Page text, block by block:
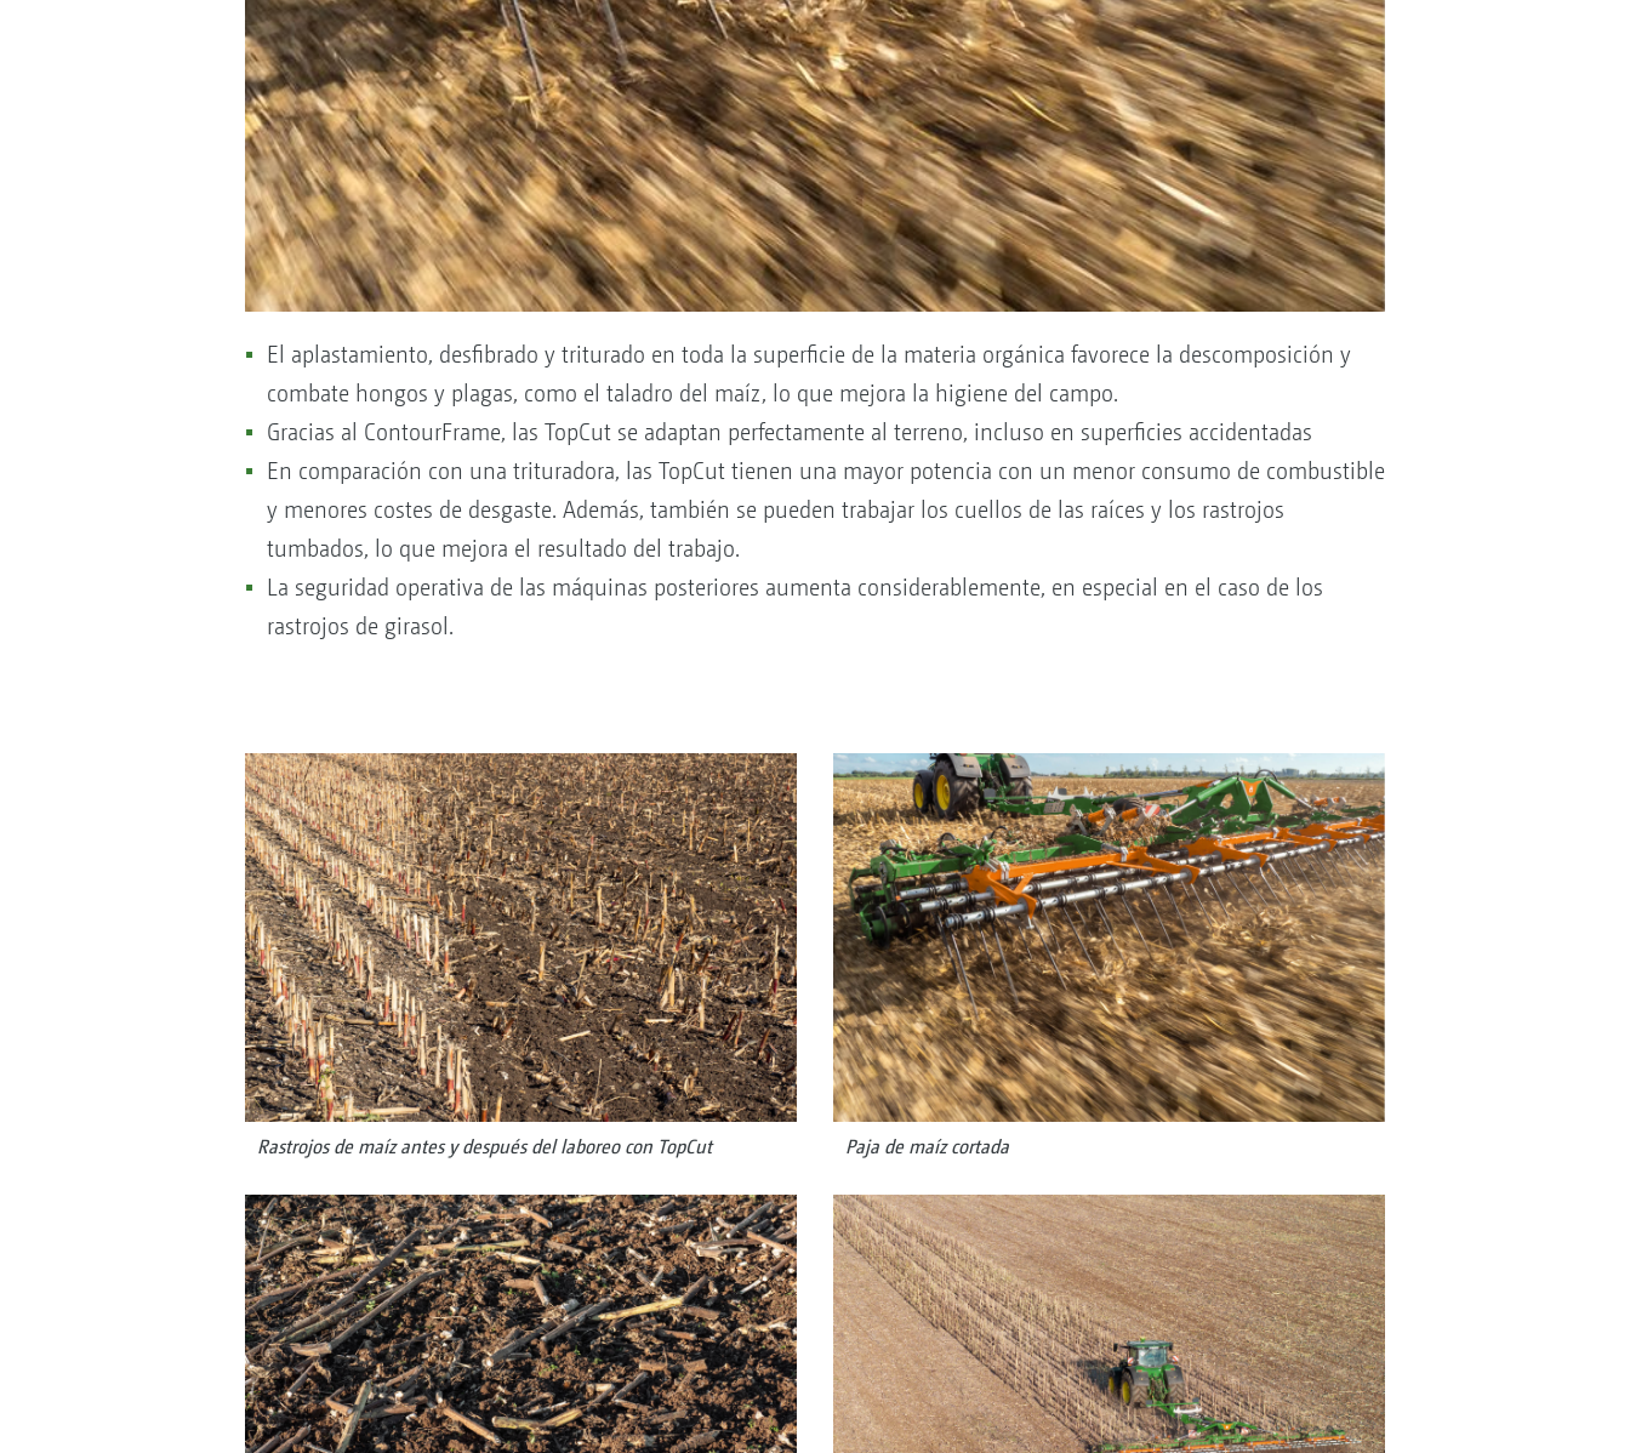
El aplastamiento, desfibrado y triturado en toda la superficie de la materia orgánica favorece la descomposición y
combate hongos y plagas, como el taladro del maíz, lo que mejora la higiene del campo.
Gracias al ContourFrame, las TopCut se adaptan perfectamente al terreno, incluso en superficies accidentadas
En comparación con una trituradora, las TopCut tienen una mayor potencia con un menor consumo de combustible
y menores costes de desgaste. Además, también se pueden trabajar los cuellos de las raíces y los rastrojos
tumbados, lo que mejora el resultado del trabajo.
La seguridad operativa de las máquinas posteriores aumenta considerablemente, en especial en el caso de los
rastrojos de girasol.
Rastrojos de maíz antes y después del laboreo con TopCut Paja de maíz cortada